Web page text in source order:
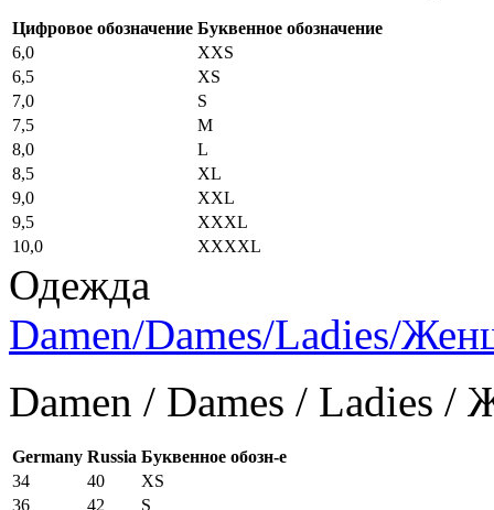
Цифровое обозначение Буквенное обозначение
6,0
XXS
6,5
XS
7,0
S
7,5
M
8,0
L
8,5
XL
9,0
XXL
9,5
XXXL
10,0
XXXXL
Одежда
Damen/Dames/Ladies/
Damen / Dames / Ladies
Germany Russia Буквенное обозн-е
34
40
XS
36
42
S